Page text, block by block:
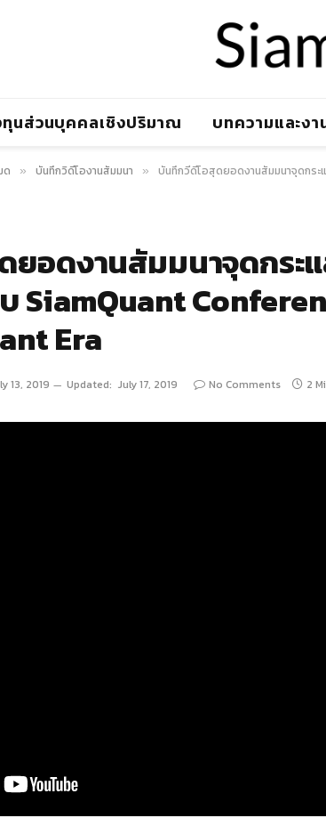
นส่วนบุคคลเชิงปริมาณ บทความและงา
ด » บันทึกวิดีโองานสัมมนา » บันทึกวีดีโอสุดยอดงานสัมมนาจุดกระ
ยอดงานสัมมนาจุดกระ
SiamQuant
Era
13, 2019 Updated: July 17, 2019 No Comments 2